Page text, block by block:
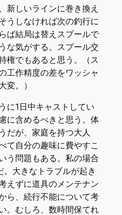
新しいラインに巻き換え
うしなければ次の釣行に
ば結局は替えスプールで
な気がする。スプール交
権でもあると思う。（ス
工作精度の差をワッシャ
変。）
に1日中キャストしてい
に含めるべきと思う。体
だが、家庭を持つ大人
て自分の趣味に費やすこ
う問題もある。私の場合
大きなトラブルが起き
えずに道具のメンテナン
ら、続行不能について考
。むしろ、数時間保てれ